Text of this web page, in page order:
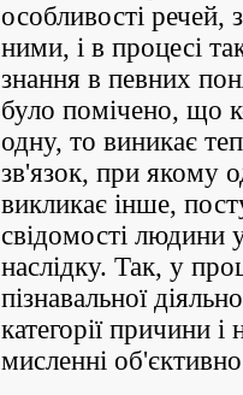
особливості речей,
ними, і в процесі
знання в певних
було помічено, що
одну, то виникає
зв'язок, при якому
викликає інше,
свідомості людини
наслідку. Так, у
пізнавальної
категорії причини
мисленні